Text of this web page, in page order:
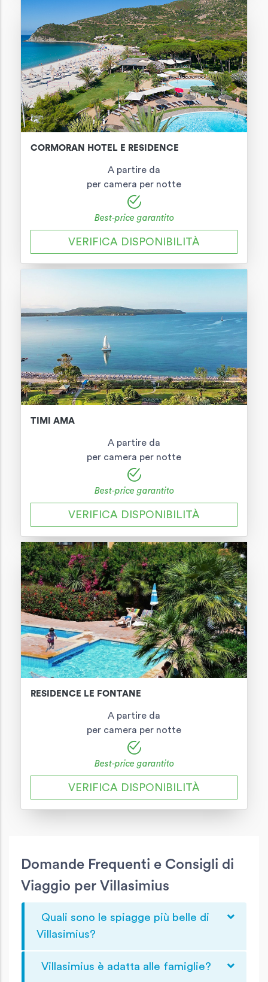
CORMORAN HOTEL E RESIDENCE
A partire da
per camera per notte
Best-price garantito
VERIFICA DISPONIBILITÀ
TIMI AMA
A partire da
per camera per notte
Best-price garantito
VERIFICA DISPONIBILITÀ
RESIDENCE LE FONTANE
A partire da
per camera per notte
Best-price garantito
VERIFICA DISPONIBILITÀ
Domande Frequenti e Consigli di
Viaggio per Villasimius
Quali sono le spiagge più belle di
Villasimius?
Villasimius è adatta alle famiglie?